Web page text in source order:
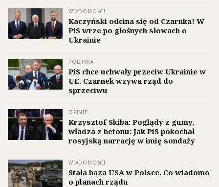
WIADOMOŚCI
Kaczyński odcina się od Czarnka! W
PiS wrze po głośnych słowach o
Ukrainie
POLITYKA
PiS chce uchwały przeciw Ukrainie w
UE. Czarnek wzywa rząd do
sprzeciwu
OPINIE
Krzysztof Skiba: Poglądy z gumy,
władza z betonu: Jak PiS pokochał
rosyjską narrację w imię sondaży
WIADOMOŚCI
Stała baza USA w Polsce. Co wiadomo
o planach rządu